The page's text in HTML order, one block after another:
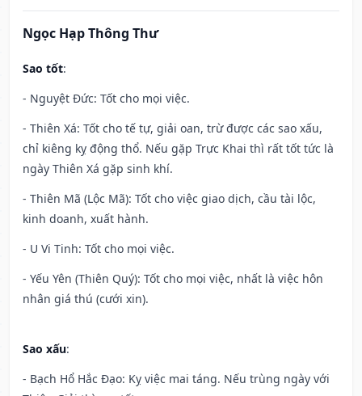
Ngọc Hạp Thông Thư
Sao tốt:
- Nguyệt Đức: Tốt cho mọi việc.
- Thiên Xá: Tốt cho tế tự, giải oan, trừ được các sao xấu,
chỉ kiêng kỵ động thổ. Nếu gặp Trực Khai thì rất tốt tức là
ngày Thiên Xá gặp sinh khí.
- Thiên Mã (Lộc Mã): Tốt cho việc giao dịch, cầu tài lộc,
kinh doanh, xuất hành.
- U Vi Tinh: Tốt cho mọi việc.
- Yếu Yên (Thiên Quý): Tốt cho mọi việc, nhất là việc hôn
nhân giá thú (cưới xin).
Sao xấu:
- Bạch Hổ Hắc Đạo: Kỵ việc mai táng. Nếu trùng ngày với